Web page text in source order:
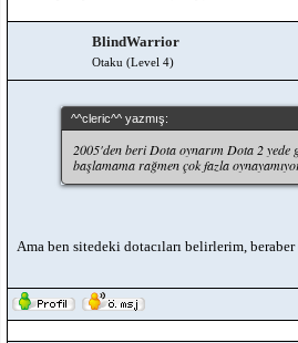
BlindWarrior
Otaku (Level 4)
^^cleric^^ yazmış:
2005'den beri Dota oynarım Dota 2 yede
başlamama rağmen çok fazla
Ama ben sitedeki dotacıları belirlerim,